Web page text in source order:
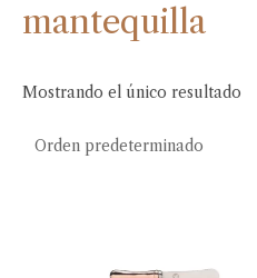
mantequilla
Mostrando el único resultado